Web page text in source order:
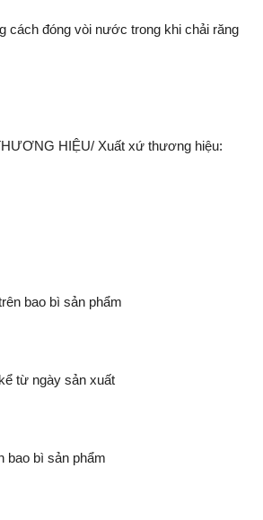
cách đóng vòi nước trong khi chải răng
HIỆU/ Xuất xứ thương hiệu:
bao bì sản phẩm
từ ngày sản xuất
bao bì sản phẩm